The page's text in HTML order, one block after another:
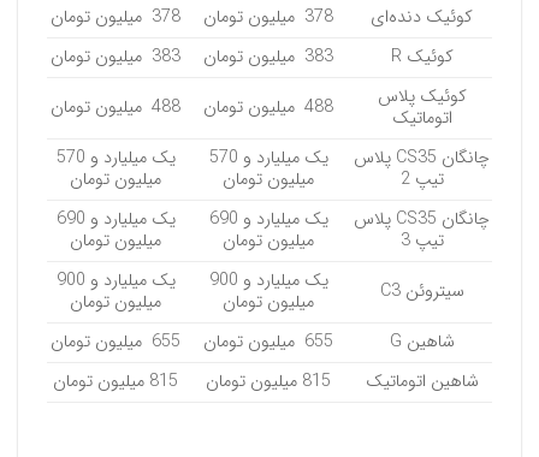
کوئیک دنده‌ای
378 میلیون تومان
378 میلیون تومان
کوئیک R
383 میلیون تومان
383 میلیون تومان
کوئیک پلاس
اتوماتیک 488 میلیون تومان
488 میلیون تومان
چانگان CS35 پلاس
تیپ 2
یک میلیارد و 570
میلیون تومان
یک میلیارد و 570
میلیون تومان
چانگان CS35 پلاس
تیپ 3
یک میلیارد و 690
میلیون تومان
یک میلیارد و 690
میلیون تومان
سیتروئن C3
یک میلیارد و 900
میلیون تومان
یک میلیارد و 900
میلیون تومان
شاهین G
655 میلیون تومان
655 میلیون تومان
شاهین اتوماتیک
815 میلیون تومان 815 میلیون تومان